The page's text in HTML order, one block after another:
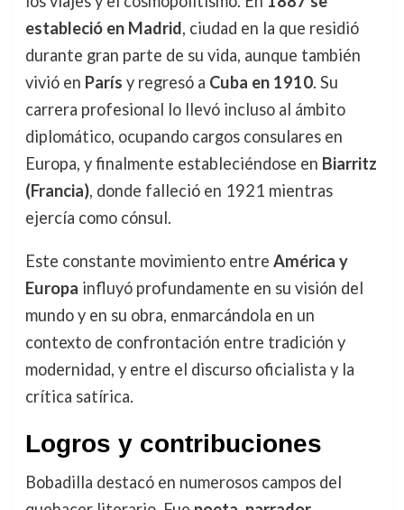
estableció en Madrid, ciudad en la que residió
durante gran parte de su vida, aunque también
vivió en París y regresó a Cuba en 1910. Su
carrera profesional lo llevó incluso al ámbito
diplomático, ocupando cargos consulares en
Europa, y finalmente estableciéndose en Biarritz
(Francia), donde falleció en 1921 mientras
ejercía como cónsul.
Este constante movimiento entre América y
Europa influyó profundamente en su visión del
mundo y en su obra, enmarcándola en un
contexto de confrontación entre tradición y
modernidad, y entre el discurso oficialista y la
crítica satírica.
Logros y contribuciones
Bobadilla destacó en numerosos campos del